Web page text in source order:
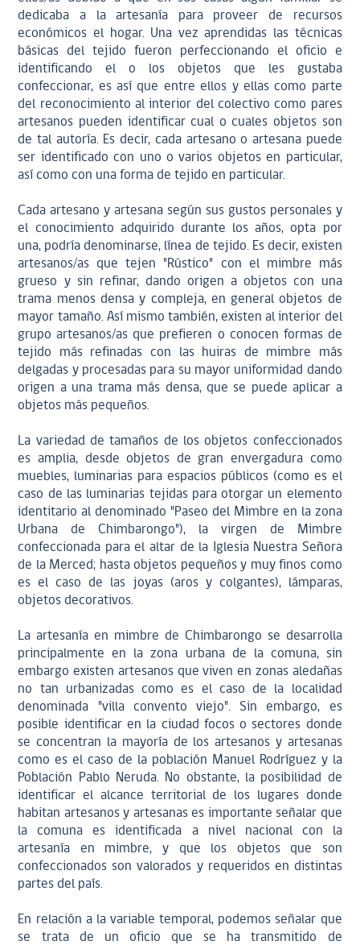
dedicaba a la artesanía para proveer de recursos
económicos el hogar. Una vez aprendidas las técnicas
básicas del tejido fueron perfeccionando el oficio e
identificando el o los objetos que les gustaba
confeccionar, es así que entre ellos y ellas como parte
del reconocimiento al interior del colectivo como pares
artesanos pueden identificar cual o cuales objetos son
de tal autoría. Es decir, cada artesano o artesana puede
ser identificado con uno o varios objetos en particular,
así como con una forma de tejido en particular.
Cada artesano y artesana según sus gustos personales y
el conocimiento adquirido durante los años, opta por
una, podría denominarse, línea de tejido. Es decir, existen
artesanos/as que tejen "Rústico" con el mimbre más
grueso y sin refinar, dando origen a objetos con una
trama menos densa y compleja, en general objetos de
mayor tamaño. Así mismo también, existen al interior del
grupo artesanos/as que prefieren o conocen formas de
tejido más refinadas con las huiras de mimbre más
delgadas y procesadas para su mayor uniformidad dando
origen a una trama más densa, que se puede aplicar a
objetos más pequeños.
La variedad de tamaños de los objetos confeccionados
es amplia, desde objetos de gran envergadura como
muebles, luminarias para espacios públicos (como es el
caso de las luminarias tejidas para otorgar un elemento
identitario al denominado "Paseo del Mimbre en la zona
Urbana de Chimbarongo"), la virgen de Mimbre
confeccionada para el altar de la Iglesia Nuestra Señora
de la Merced; hasta objetos pequeños y muy finos como
es el caso de las joyas (aros y colgantes), lámparas,
objetos decorativos.
La artesanía en mimbre de Chimbarongo se desarrolla
principalmente en la zona urbana de la comuna, sin
embargo existen artesanos que viven en zonas aledañas
no tan urbanizadas como es el caso de la localidad
denominada "villa convento viejo". Sin embargo, es
posible identificar en la ciudad focos o sectores donde
se concentran la mayoría de los artesanos y artesanas
como es el caso de la población Manuel Rodríguez y la
Población Pablo Neruda. No obstante, la posibilidad de
identificar el alcance territorial de los lugares donde
habitan artesanos y artesanas es importante señalar que
la comuna es identificada a nivel nacional con la
artesanía en mimbre, y que los objetos que son
confeccionados son valorados y requeridos en distintas
partes del país.
En relación a la variable temporal, podemos señalar que
se trata de un oficio que se ha transmitido de